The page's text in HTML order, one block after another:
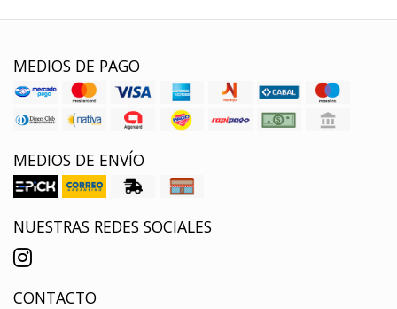
MEDIOS DE PAGO
MEDIOS DE ENVÍO
NUESTRAS REDES SOCIALES
CONTACTO